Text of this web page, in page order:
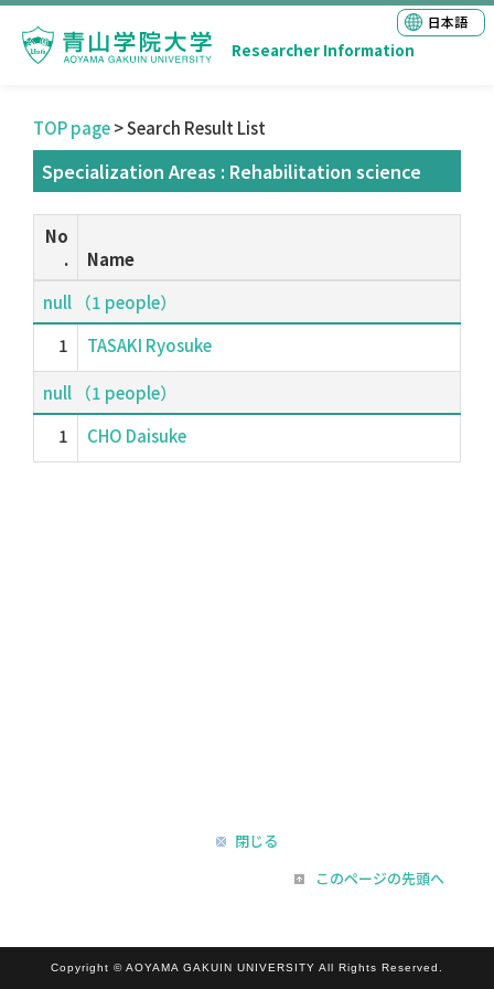
Researcher Information
日本語
TOP page> Search Result List
Specialization Areas : Rehabilitation science
No
.
Name
null （1 people）
1
TASAKI Ryosuke
null （1 people）
1
CHO Daisuke
閉じる
このページの先頭へ
Copyright © AOYAMA GAKUIN UNIVERSITY All Rights Reserved.